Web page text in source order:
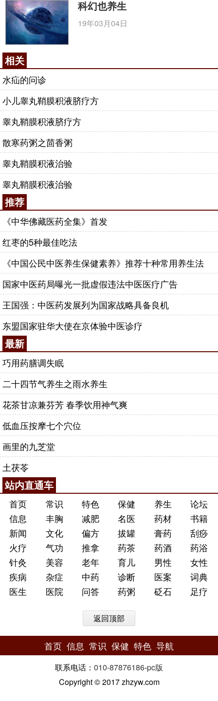
科幻也养生
19年03月04日
相关
水疝的问诊
小儿睾丸鞘膜积液脐疗方
睾丸鞘膜积液脐疗方
散寒药粥之茴香粥
睾丸鞘膜积液治验
睾丸鞘膜积液治验
推荐
《中华佛藏医药全集》首发
红枣的5种最佳吃法
《中国公民中医养生保健素养》推荐十种常用养生法
国家中医药局曝光一批虚假违法中医医疗广告
王国强：中医药发展列为国家战略具备良机
东盟国家驻华大使在京体验中医诊疗
最新
巧用药膳调失眠
二十四节气养生之雨水养生
花茶甘凉兼芬芳 春季饮用神气爽
低血压按摩七个穴位
画里的九芝堂
土茯苓
站内直通车
首页 常识 特色 保健 养生
论坛
信息
丰胸 减肥 名医 药材
书籍
新闻
文化 偏方 拔罐 膏药
刮痧
火疗
气功 推拿 药茶 药酒
药浴
针灸
美容 老年 育儿 男性
女性
疾病
杂症 中药 诊断 医案
词典
医生
医院 问答 药粥 砭石 足疗
返回顶部
首页 信息 常识 保健 特色 导航
联系电话： 010-87876186-pc版
Copyright © 2017 zhzyw.com